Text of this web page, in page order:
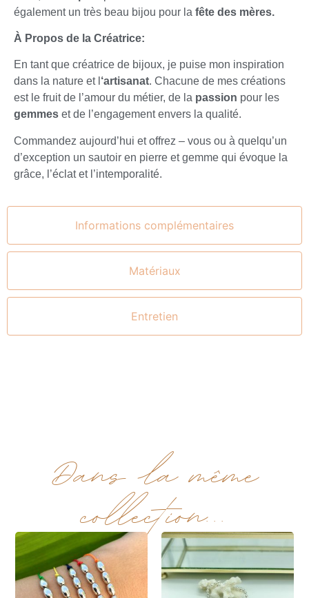
Informations complémentaires
Matériaux
Entretien
également un très beau bijou pour la fête des mères.
À Propos de la Créatrice:
En tant que créatrice de bijoux, je puise mon inspiration
dans la nature et l ‘artisanat. Chacune de mes créations
est le fruit de l’amour du métier, de la passion pour les
gemmes et de l’engagement envers la qualité.
Commandez aujourd’hui et offrez – vous ou à quelqu’un
d’exception un sautoir en pierre et gemme qui évoque la
grâce, l’éclat et l’intemporalité.
Dans la même
collection...